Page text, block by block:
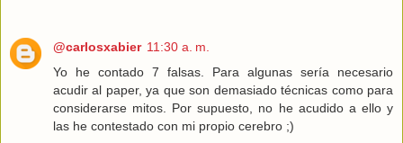
@carlosxabier 11:30 a. m.
Yo he contado 7 falsas. Para algunas sería necesario
acudir al paper, ya que son demasiado técnicas como para
considerarse mitos. Por supuesto, no he acudido a ello y
las he contestado con mi propio cerebro ;)